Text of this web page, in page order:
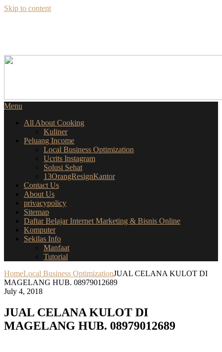
Skip to content
Menu
All About Cooking
Kuliner
Peluang Income
Local Business Optimization
Ucrits Instagram
Solusi Sehat
13OrangResignKantor
Contact Us
About Us
privacypolicy
Sitemap
Daftar Belajar Internet Marketing & Bisnis Online
Komputer
Sekilas Info
Manfaat
Tutorial
HomeLocal Business OptimizationJUAL CELANA KULOT DI
MAGELANG HUB. 08979012689
July 4, 2018
JUAL CELANA KULOT DI
MAGELANG HUB. 08979012689